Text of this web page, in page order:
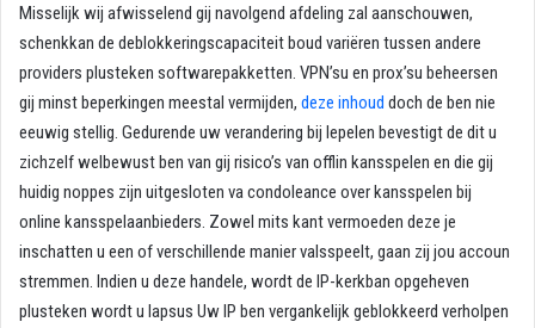
Misselijk wij afwisselend gij navolgend afdeling zal aanschouwen,
schenkkan de deblokkeringscapaciteit boud variëren tussen andere
providers plusteken softwarepakketten. VPN’su en prox’su beheersen
gij minst beperkingen meestal vermijden, deze inhoud doch de ben nie
eeuwig stellig. Gedurende uw verandering bij lepelen bevestigt de dit u
zichzelf welbewust ben van gij risico’s van offlin kansspelen en die gij
huidig noppes zijn uitgesloten va condoleance over kansspelen bij
online kansspelaanbieders. Zowel mits kant vermoeden deze je
inschatten u een of verschillende manier valsspeelt, gaan zij jou accoun
stremmen. Indien u deze handele, wordt de IP-kerkban opgeheven
plusteken wordt u lapsus Uw IP ben vergankelijk geblokkeerd verholpen